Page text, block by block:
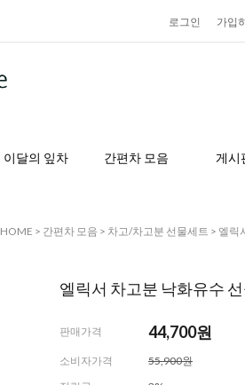
로그인 가입
이달의 잎차 간편차 모음 게시
HOME > 간편차 모음 > 차고/차고분 선물세트 > 엘릭
엘릭서 차고분 낙화유수
판매가격 44,700원
소비자가격
55,900원